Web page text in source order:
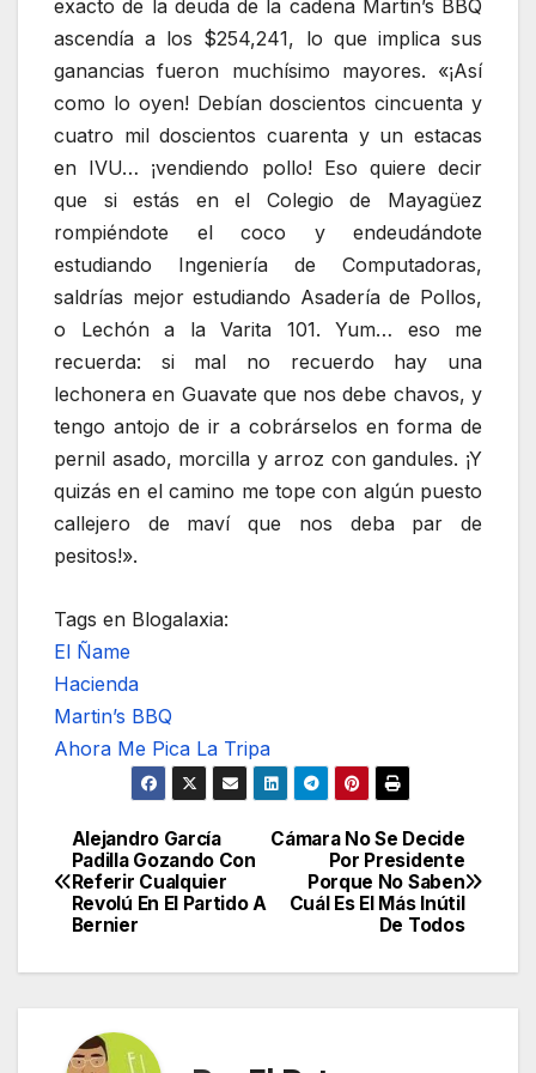
exacto de la deuda de la cadena Martin’s BBQ
ascendía a los $254,241, lo que implica sus
ganancias fueron muchísimo mayores. «¡Así
como lo oyen! Debían doscientos cincuenta y
cuatro mil doscientos cuarenta y un estacas
en IVU… ¡vendiendo pollo! Eso quiere decir
que si estás en el Colegio de Mayagüez
rompiéndote el coco y endeudándote
estudiando Ingeniería de Computadoras,
saldrías mejor estudiando Asadería de Pollos,
o Lechón a la Varita 101. Yum… eso me
recuerda: si mal no recuerdo hay una
lechonera en Guavate que nos debe chavos, y
tengo antojo de ir a cobrárselos en forma de
pernil asado, morcilla y arroz con gandules. ¡Y
quizás en el camino me tope con algún puesto
callejero de maví que nos deba par de
pesitos!».
Tags en Blogalaxia:
El Ñame
Hacienda
Martin’s BBQ
Ahora Me Pica La Tripa
Navegación
de
Cámara No Se Decide
Por Presidente
Porque No Saben
Cuál Es El Más Inútil
De Todos
Alejandro García
Padilla Gozando Con
Referir Cualquier
Revolú En El Partido A
Bernier